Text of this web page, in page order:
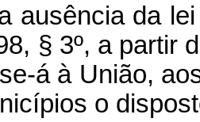
ausência da
§ 3º, a partir
á à União,
o